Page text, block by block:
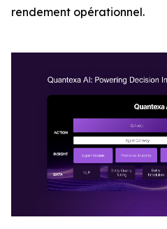
rendement opérationnel.